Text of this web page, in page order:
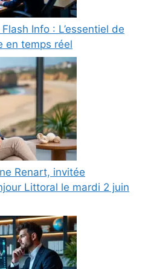
Info : L’essentiel de
en temps réel
Renart, invitée
Littoral le mardi 2 juin